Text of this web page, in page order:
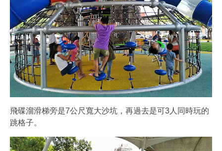
飛碟溜滑梯旁是7公尺寬大沙坑，再過去是可3人同時玩的
跳格子。